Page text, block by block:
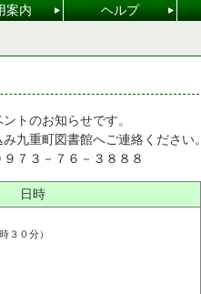
案内 ヘルプ
トのお知らせです。
九重町図書館へご連絡ください。
７３－７６－３８８８
日時
３０分）